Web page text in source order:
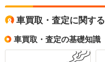
車買取・査定に関す
車買取・査定の基礎知識